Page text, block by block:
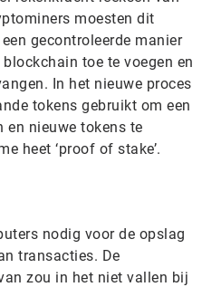
moesten dit
gecontroleerde manier
toe te voegen en
In het nieuwe proces
tokens gebruikt om een
en nieuwe tokens te
heet ‘proof of stake’.
nodig voor de opslag
transacties. De
zou in het niet vallen bij